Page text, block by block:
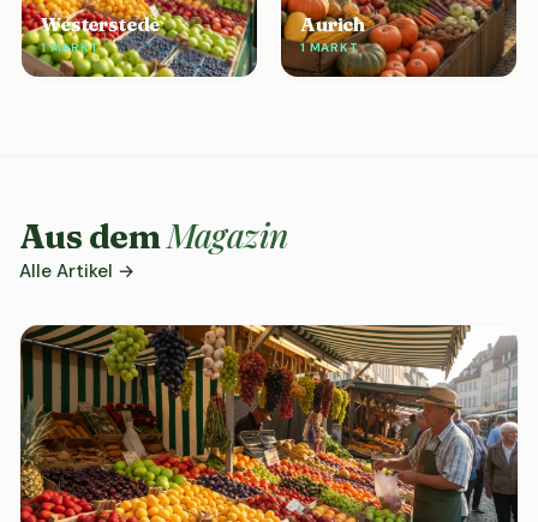
Westerstede
1 MARKT
Aurich
1 MARKT
Aus demMagazin
Alle Artikel →